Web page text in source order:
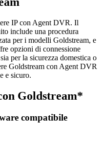
IP con Agent DVR. Il
include una procedura
per i modelli Goldstream, e
opzioni di connessione
per la sicurezza domestica o
Goldstream con Agent DVR
e sicuro.
Goldstream*
compatibile